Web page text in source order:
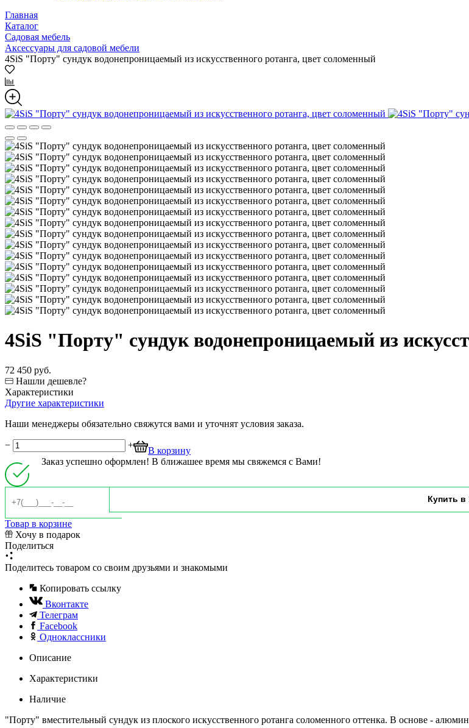
Главная
Каталог
Садовая мебель
Аксессуары для садовой мебели
4SiS "Порту" сундук водонепроницаемый из искусственного ротанга, цвет соломенный
4SiS "Порту" сундук водонепроницаемый из
72 450 руб.
Нашли дешевле?
Характеристики
Другие характеристики
Наши менеджеры обязательно свяжутся вами и уточнят условия заказа.
− +
В корзину
Заказ успешно оформлен! В ближашее время мы свяжемся с Вами!
Товар в корзине
Хочу в подарок
Поделиться
Поделитесь товаром со своим друзьями и знакомыми
Копировать ссылку
Вконтакте
Телеграм
Facebook
Одноклассники
Описание
Характеристики
Наличие
"Порту" вместительный сундук из плоского искусственного ротанга соломенного оттенка. В основе -